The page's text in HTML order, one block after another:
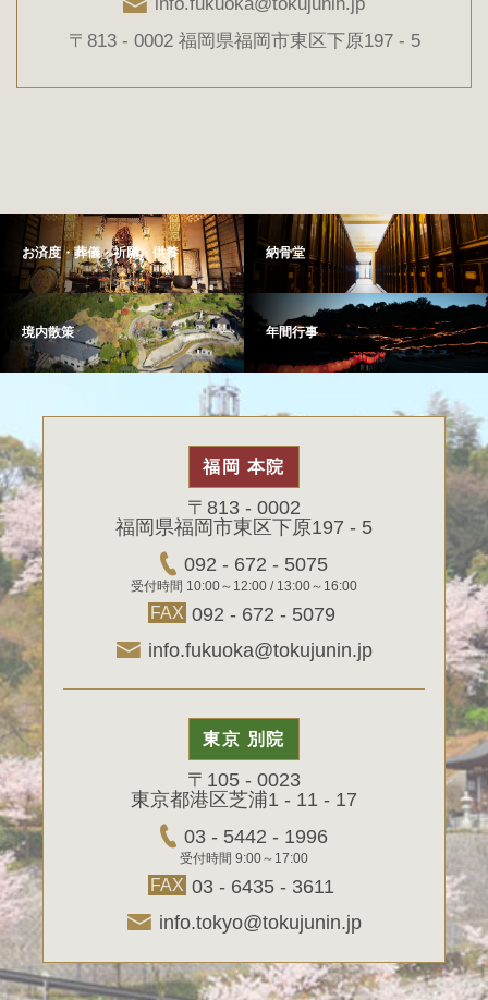
〒813 - 0002 福岡県福岡市東区下原197 - 5
お済度・葬儀・祈願・供養 納骨堂
境内散策 年間行事
福岡 本院
〒813 - 0002
福岡県福岡市東区下原197 - 5
092 - 672 - 5075
受付時間 10:00～12:00 / 13:00～16:00
FAX 092 - 672 - 5079
info.fukuoka@tokujunin.jp
東京 別院
〒105 - 0023
東京都港区芝浦1 - 11 - 17
03 - 5442 - 1996
受付時間 9:00～17:00
FAX 03 - 6435 - 3611
info.tokyo@tokujunin.jp